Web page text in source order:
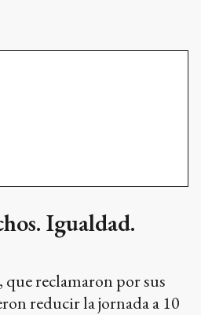
Igualdad.
reclamaron por sus
reducir la jornada a 10